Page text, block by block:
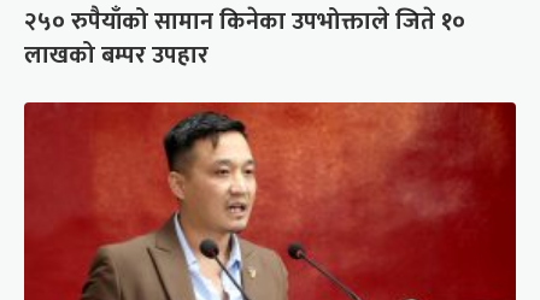
२५० रुपैयाँको सामान किनेका उपभोक्ताले जिते १०
लाखको बम्पर उपहार